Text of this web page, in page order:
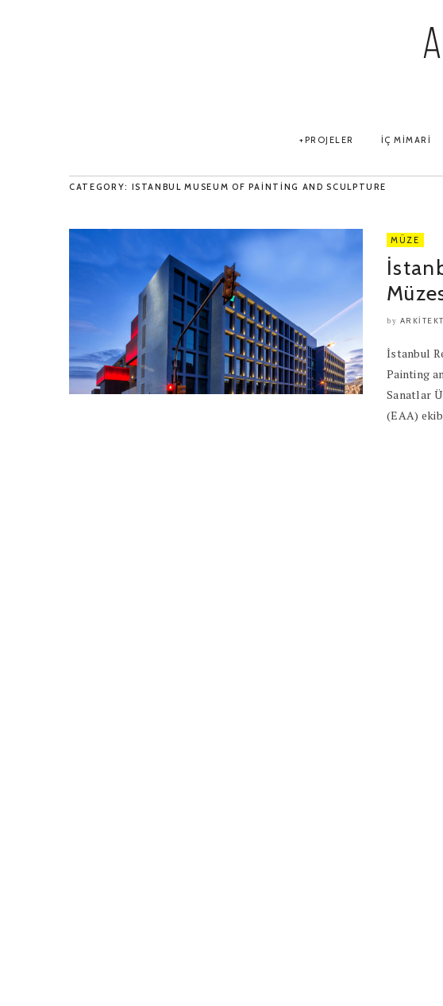
PROJELER İÇ MIMARI
CATEGORY: ISTANBUL MUSEUM OF PAINTING AND SCULPTURE
MÜZE
by
İstanbul
Painting
Sanatlar
(EAA)